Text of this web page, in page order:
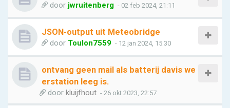
door jwruitenberg - 02 feb 2024, 21:11
JSON-output uit Meteobridge
door Toulon7559 - 12 jan 2024, 15:30
ontvang geen mail als batterij davis we
erstation leeg is.
door kluijfhout - 26 okt 2023, 22:57